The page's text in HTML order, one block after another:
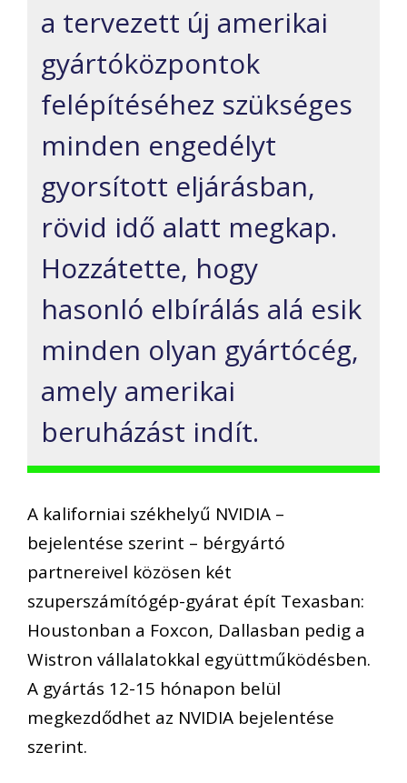
a tervezett új amerikai
gyártóközpontok
felépítéséhez szükséges
minden engedélyt
gyorsított eljárásban,
rövid idő alatt megkap.
Hozzátette, hogy
hasonló elbírálás alá esik
minden olyan gyártócég,
amely amerikai
beruházást indít.
A kaliforniai székhelyű NVIDIA –
bejelentése szerint – bérgyártó
partnereivel közösen két
szuperszámítógép-gyárat épít Texasban:
Houstonban a Foxcon, Dallasban pedig a
Wistron vállalatokkal együttműködésben.
A gyártás 12-15 hónapon belül
megkezdődhet az NVIDIA bejelentése
szerint.